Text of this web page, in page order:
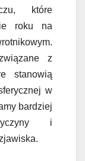
które
roku na
z
stanowią
w
bardziej
i